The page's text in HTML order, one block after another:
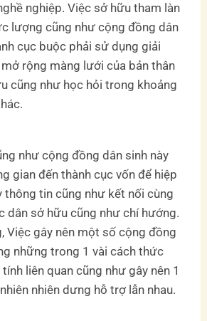
nghiệp. Việc sở hữu tham làn
lượng cũng như cộng đồng dân
cục buộc phải sử dụng giải
rộng màng lưới của bản thân
cũng như học hỏi trong khoảng
như cộng đồng dân sinh này
gian đến thành cục vốn để hiệp
thông tin cũng như kết nối cùng
dân sở hữu cũng như chí hướng.
Việc gây nên một số cộng đồng
những trong 1 vài cách thức
liên quan cũng như gây nên 1
nhiên dưng hỗ trợ lẫn nhau.